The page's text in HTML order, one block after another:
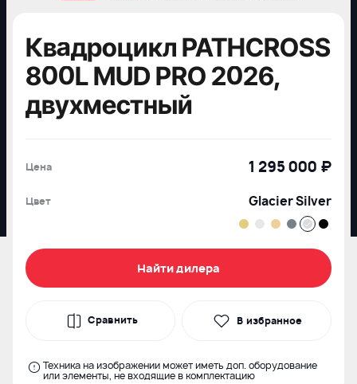
Квадроцикл PATHCROSS
800L MUD PRO 2026,
двухместный
Цена 1 295 000 ₽
Цвет Glacier Silver
Найти дилера
Сравнить В избранное
Техника на изображении может иметь доп. оборудование
или элементы, не входящие в комплектацию